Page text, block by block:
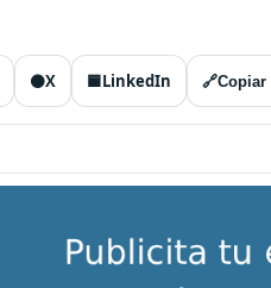
⚫X 🟦LinkedIn 🔗